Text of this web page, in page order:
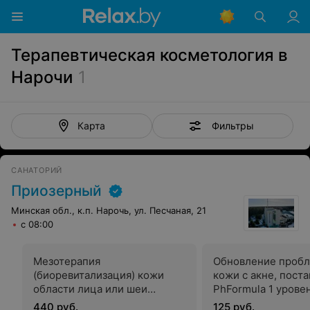
Терапевтическая косметология в
Нарочи 1
Карта Фильтры
САНАТОРИЙ
Приозерный
Минская обл., к.п. Нарочь, ул. Песчаная, 21
с 08:00
Мезотерапия
(биоревитализация) кожи
области лица или шеи
(препарат RRS Hyalift, Revofil
440 руб.
Обновление
кожи с акне,
PhFormula 1
(поверхностный
125 руб.